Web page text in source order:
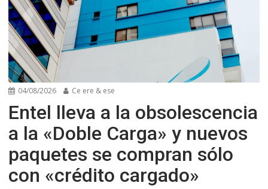
04/08/2026 Ce ere & ese
Entel lleva a la obsolescencia
a la «Doble Carga» y nuevos
paquetes se compran sólo
con «crédito cargado»